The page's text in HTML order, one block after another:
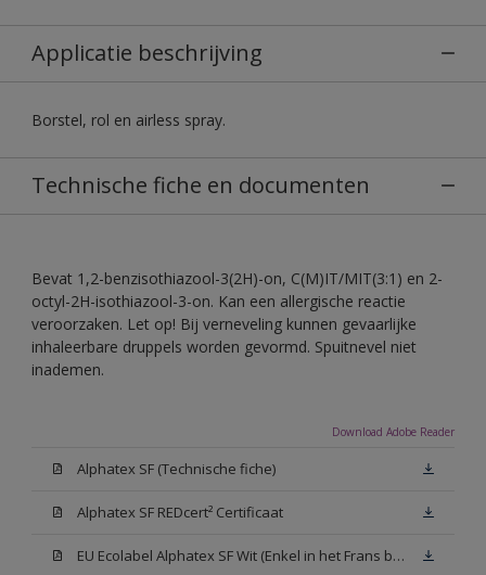
Applicatie beschrijving
Borstel, rol en airless spray.
Technische fiche en documenten
Bevat 1,2-benzisothiazool-3(2H)-on, C(M)IT/MIT(3:1) en 2-
octyl-2H-isothiazool-3-on. Kan een allergische reactie
veroorzaken. Let op! Bij verneveling kunnen gevaarlijke
inhaleerbare druppels worden gevormd. Spuitnevel niet
inademen.
Download Adobe Reader
Alphatex SF (Technische fiche)
Alphatex SF REDcert² Certificaat
EU Ecolabel Alphatex SF Wit (Enkel in het Frans beschikbaar)